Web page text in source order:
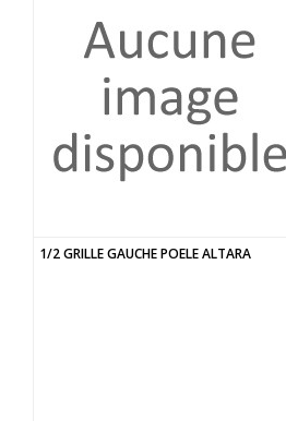
1/2 GRILLE GAUCHE POELE ALTARA